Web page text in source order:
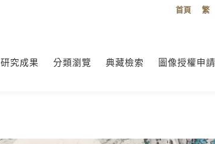
首頁 繁
研究成果 分類瀏覽 典藏檢索 圖像授權申